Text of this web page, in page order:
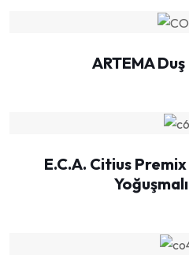
ARTEMA
E.C.A. Citius